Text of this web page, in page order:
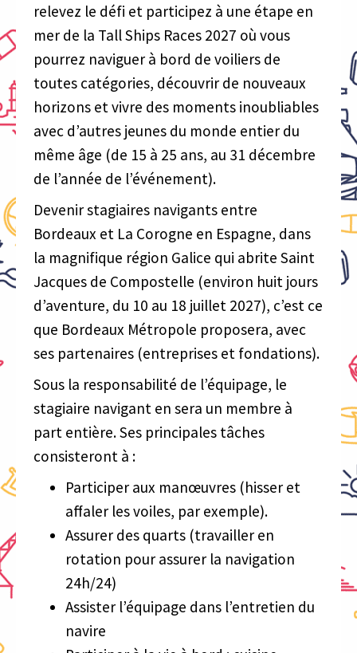
relevez le défi et participez à une étape en
mer de la Tall Ships Races 2027 où vous
pourrez naviguer à bord de voiliers de
toutes catégories, découvrir de nouveaux
horizons et vivre des moments inoubliables
avec d’autres jeunes du monde entier du
même âge (de 15 à 25 ans, au 31 décembre
de l’année de l’événement).
Devenir stagiaires navigants entre
Bordeaux et La Corogne en Espagne, dans
la magnifique région Galice qui abrite Saint
Jacques de Compostelle (environ huit jours
d’aventure, du 10 au 18 juillet 2027), c’est ce
que Bordeaux Métropole proposera, avec
ses partenaires (entreprises et fondations).
Sous la responsabilité de l’équipage, le
stagiaire navigant en sera un membre à
part entière. Ses principales tâches
consisteront à :
Participer aux manœuvres (hisser et
affaler les voiles, par exemple).
Assurer des quarts (travailler en
rotation pour assurer la navigation
24h/24)
Assister l’équipage dans l’entretien du
navire